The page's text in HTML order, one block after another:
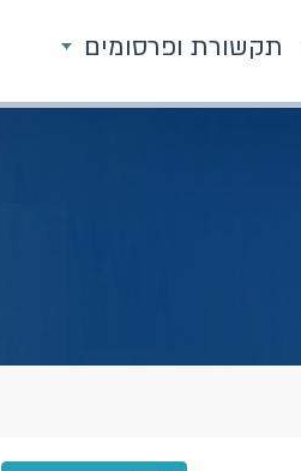
תקשורת ופרסומים